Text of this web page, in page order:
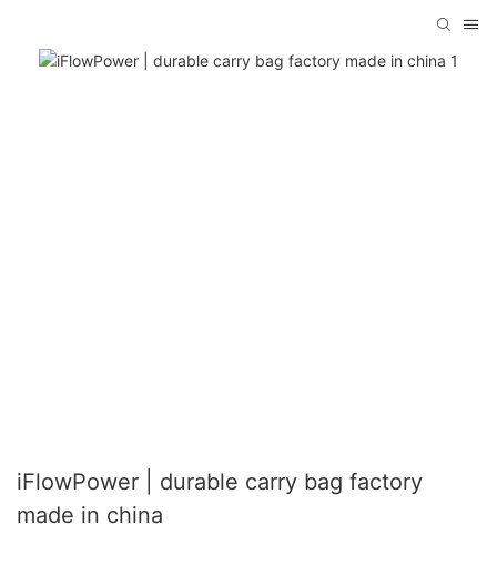
iFlowPower | durable carry bag factory
made in china